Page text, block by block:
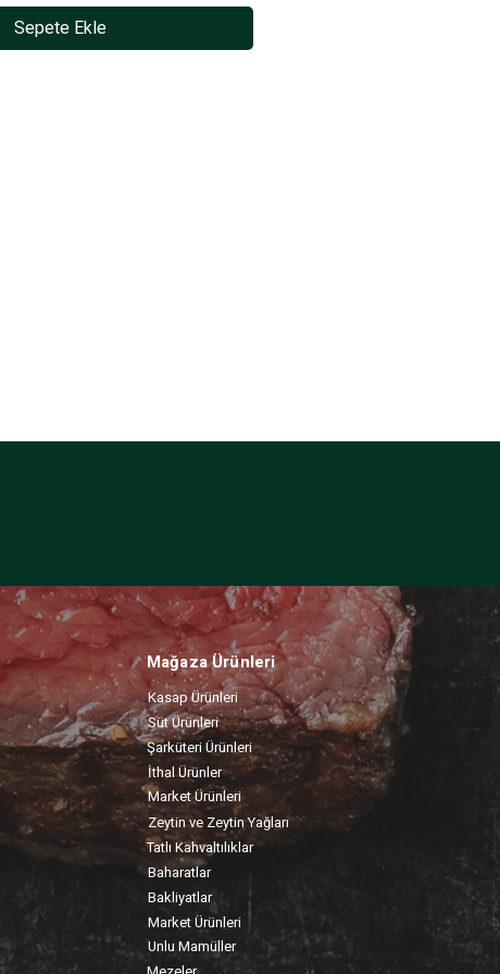
Sepete Ekle
Mağaza Ürünleri
Kasap Ürünleri
Süt Ürünleri
Şarküteri Ürünleri
İthal Ürünler
Market Ürünleri
Zeytin ve Zeytin Yağları
Tatlı Kahvaltılıklar
Baharatlar
Bakliyatlar
Market Ürünleri
Unlu Mamüller